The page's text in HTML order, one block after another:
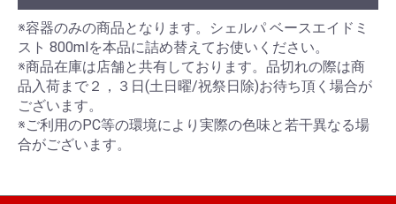
※容器のみの商品となります。シェルパ ベースエイドミ
スト 800mlを本品に詰め替えてお使いください。
※商品在庫は店舗と共有しております。品切れの際は商
品入荷まで２，３日(土日曜/祝祭日除)お待ち頂く場合が
ございます。
※ご利用のPC等の環境により実際の色味と若干異なる場
合がございます。